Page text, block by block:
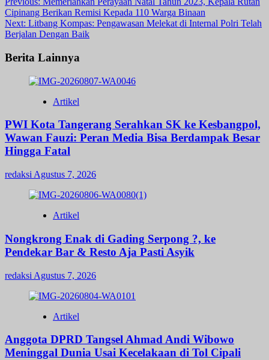
Post
navigation
Cipinang Berikan Remisi Kepada 110 Warga Binaan
Next: Litbang Kompas: Pengawasan Melekat di Internal Polri Telah
Berjalan Dengan Baik
Berita Lainnya
Artikel
PWI Kota Tangerang Serahkan SK ke Kesbangpol,
Wawan Fauzi: Peran Media Bisa Berdampak Besar
Hingga Fatal
redaksi Agustus 7, 2026
Artikel
Nongkrong Enak di Gading Serpong ?, ke
Pendekar Bar & Resto Aja Pasti Asyik
redaksi Agustus 7, 2026
Artikel
Anggota DPRD Tangsel Ahmad Andi Wibowo
Meninggal Dunia Usai Kecelakaan di Tol Cipali